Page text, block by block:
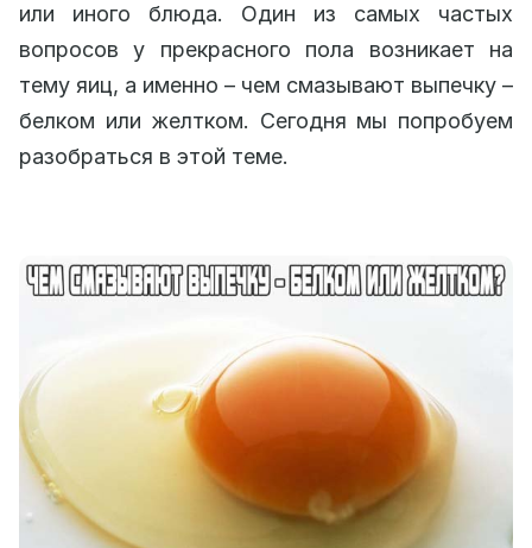
или иного блюда. Один из самых частых
вопросов у прекрасного пола возникает на
тему яиц, а именно – чем смазывают выпечку –
белком или желтком. Сегодня мы попробуем
разобраться в этой теме.